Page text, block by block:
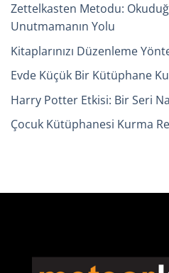
Zettelkasten Metodu:
Unutmamanın Yolu
Kitaplarınızı Düzenleme
Evde Küçük Bir Kütüphane
Harry Potter Etkisi: Bir Seri
Çocuk Kütüphanesi Kurma